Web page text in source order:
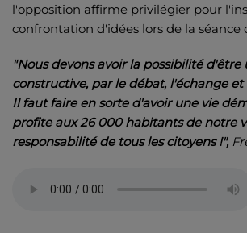
l'opposition affirme privilégier pour
confrontation d'idées lors de la séance
"Nous devons avoir la possibilité
constructive, par le débat, l'échange
Il faut faire en sorte d'avoir une vie
profite aux 26 000 habitants de notre
responsabilité de tous les citoyens !",